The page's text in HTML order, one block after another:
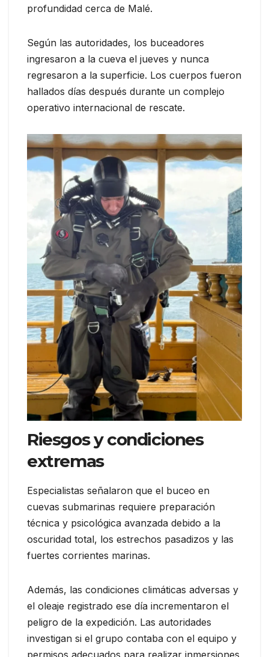
profundidad cerca de Malé.
Según las autoridades, los buceadores
ingresaron a la cueva el jueves y nunca
regresaron a la superficie. Los cuerpos fueron
hallados días después durante un complejo
operativo internacional de rescate.
Riesgos y condiciones
extremas
Especialistas señalaron que el buceo en
cuevas submarinas requiere preparación
técnica y psicológica avanzada debido a la
oscuridad total, los estrechos pasadizos y las
fuertes corrientes marinas.
Además, las condiciones climáticas adversas y
el oleaje registrado ese día incrementaron el
peligro de la expedición. Las autoridades
investigan si el grupo contaba con el equipo y